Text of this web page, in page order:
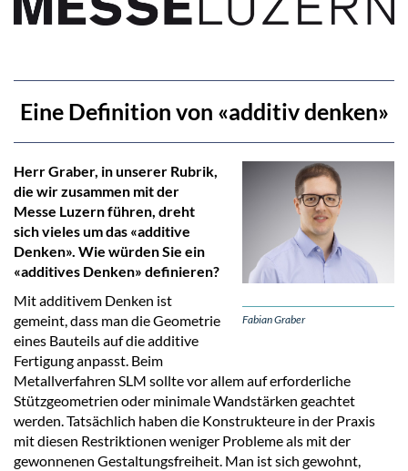
Eine Definition von «additiv denken»
Fabian Graber
Herr Graber, in unserer Rubrik,
die wir zusammen mit der
Messe Luzern führen, dreht
sich vieles um das «additive
Denken». Wie würden Sie ein
«additives Denken» definieren?
Mit additivem Denken ist
gemeint, dass man die Geometrie
eines Bauteils auf die additive
Fertigung anpasst. Beim
Metallverfahren SLM sollte vor allem auf erforderliche
Stützgeometrien oder minimale Wandstärken geachtet
werden. Tatsächlich haben die Konstrukteure in der Praxis
mit diesen Restriktionen weniger Probleme als mit der
gewonnenen Gestaltungsfreiheit. Man ist sich gewohnt,